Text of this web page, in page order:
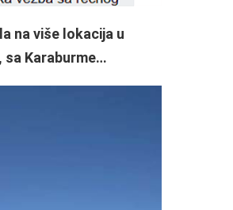
na više lokacija u
sa Karaburme…